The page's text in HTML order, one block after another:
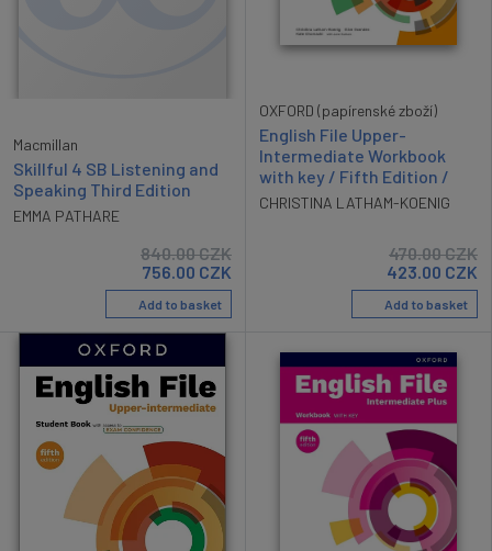
Macmillan
Skillful 4 SB Listening and
Speaking Third Edition
EMMA PATHARE
840.00CZK
756.00 CZK
Add to basket
OXFORD (papírenské zboží)
English File Upper-
Intermediate Workbook
with key / Fifth Edition /
CHRISTINA LATHAM-KOENIG
470.00CZK
423.00 CZK
Add to basket